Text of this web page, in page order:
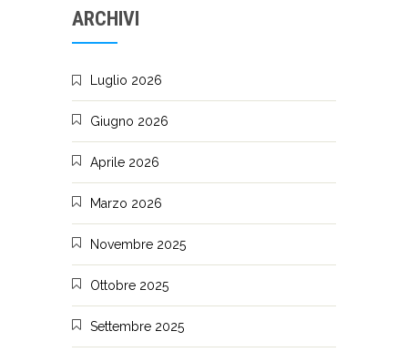
ARCHIVI
Luglio 2026
Giugno 2026
Aprile 2026
Marzo 2026
Novembre 2025
Ottobre 2025
Settembre 2025